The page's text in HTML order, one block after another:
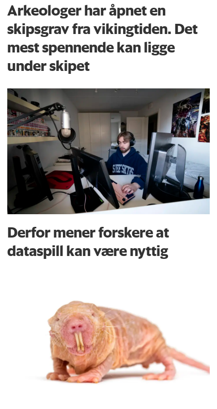
Arkeologer har åpnet en
skipsgrav fra vikingtiden. Det
mest spennende kan ligge
under skipet
Derfor mener forskere at
dataspill kan være nyttig